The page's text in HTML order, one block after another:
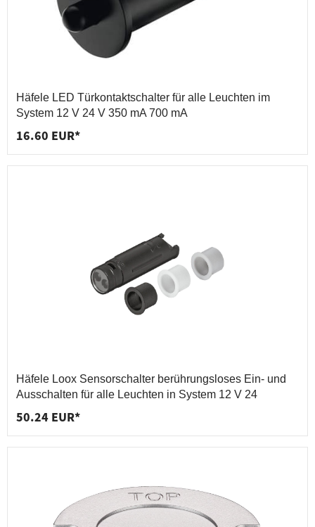
Häfele LED Türkontaktschalter für alle Leuchten im
System 12 V 24 V 350 mA 700 mA
16.60 EUR*
Häfele Loox Sensorschalter berührungsloses Ein- und
Ausschalten für alle Leuchten in System 12 V 24
50.24 EUR*